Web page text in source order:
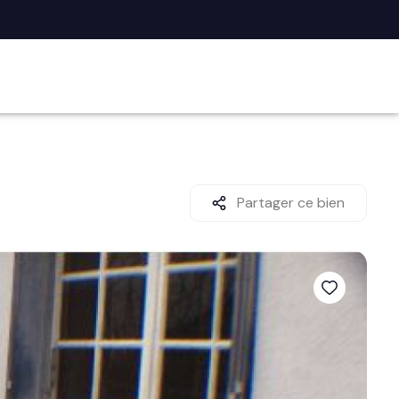
Partager ce bien